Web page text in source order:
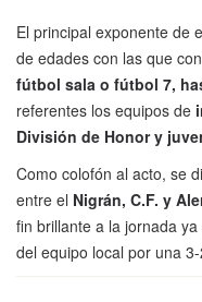
El principal exponente de
de edades con las que
fútbol sala o fútbol 7,
referentes los equipos de
División de Honor y
Como colofón al acto, se
entre el Nigrán, C.F. y
fin brillante a la jornada
del equipo local por una